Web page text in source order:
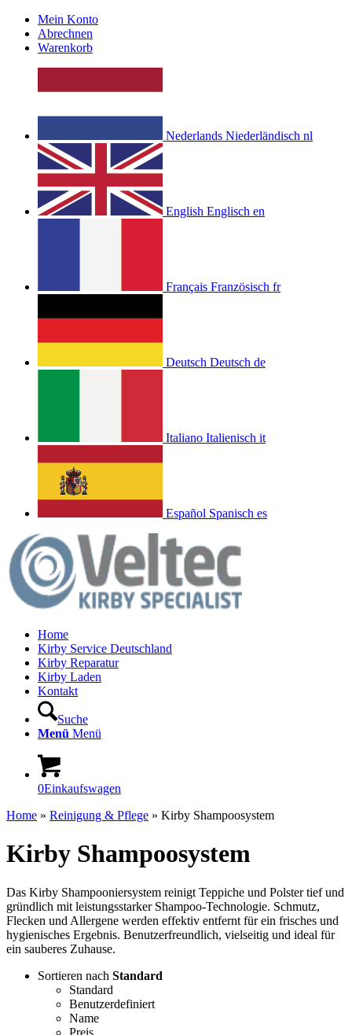
Mein Konto
Abrechnen
Warenkorb
Nederlands Niederländisch nl
English Englisch en
Français Französisch fr
Deutsch Deutsch de
Italiano Italienisch it
Español Spanisch es
Home
Kirby Service Deutschland
Kirby Reparatur
Kirby Laden
Kontakt
Suche
Menü Menü
0Einkaufswagen
Home » Reinigung & Pflege » Kirby Shampoosystem
Kirby Shampoosystem
Das Kirby Shampooniersystem reinigt Teppiche und Polster tief und
gründlich mit leistungsstarker Shampoo-Technologie. Schmutz,
Flecken und Allergene werden effektiv entfernt für ein frisches und
hygienisches Ergebnis. Benutzerfreundlich, vielseitig und ideal für
ein sauberes Zuhause.
Sortieren nach Standard
Standard
Benutzerdefiniert
Name
Preis